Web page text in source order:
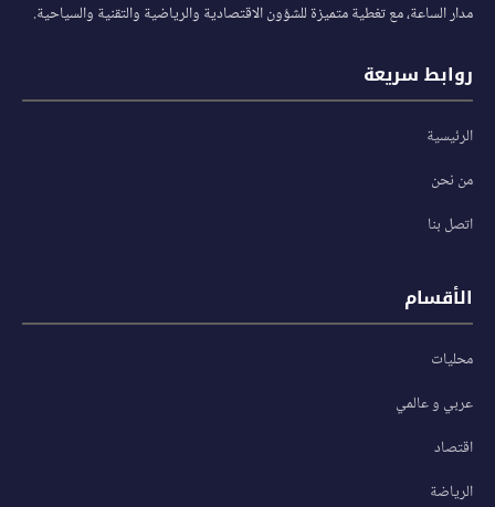
مدار الساعة، مع تغطية متميزة للشؤون الاقتصادية والرياضية والتقنية والسياحية.
روابط سريعة
الرئيسية
من نحن
اتصل بنا
الأقسام
محليات
عربي و عالمي
اقتصاد
الرياضة